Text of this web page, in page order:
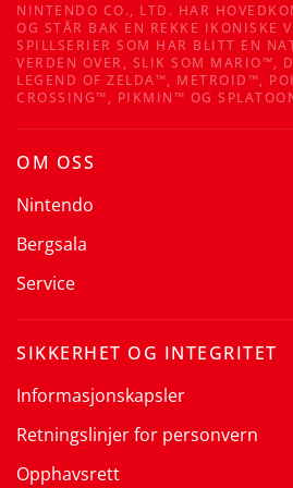
NINTENDO CO., LTD. HAR
OG STÅR BAK EN REKKE IKONISKE
SPILLSERIER SOM HAR BLITT EN
VERDEN OVER, SLIK SOM MARIO™,
LEGEND OF ZELDA™, METROID™,
CROSSING™, PIKMIN™ OG
OM OSS
Nintendo
Bergsala
Service
SIKKERHET OG INTEGRITET
Informasjonskapsler
Retningslinjer for personvern
Opphavsrett